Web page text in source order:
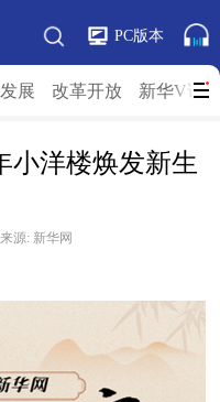
PC版本
展 改革开放 新华V访
小洋楼焕发新生
源: 新华网